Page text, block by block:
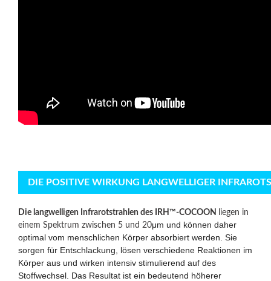
DIE POSITIVE WIRKUNG LANGWELLIGER
Die langwelligen Infrarotstrahlen des IRH ™-COCOON
liegen in
einem Spektrum zwischen 5 und 20μm und können daher
optimal vom menschlichen Körper absorbiert werden. Sie
sorgen für Entschlackung, lösen verschiedene Reaktionen im
Körper aus und wirken intensiv stimulierend auf des
Stoffwechsel. Das Resultat ist ein bedeutend höherer